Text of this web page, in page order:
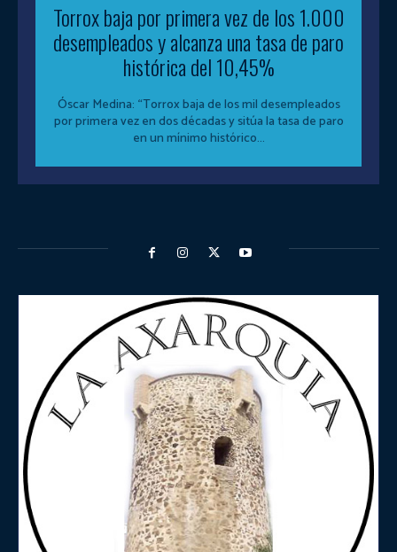
Torrox baja por primera vez de los 1.000
desempleados y alcanza una tasa de paro
histórica del 10,45%
Óscar Medina: “Torrox baja de los mil desempleados
por primera vez en dos décadas y sitúa la tasa de paro
en un mínimo histórico...